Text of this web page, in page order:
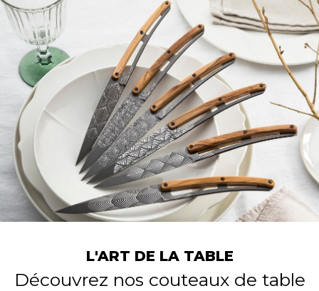
L'ART DE LA TABLE
Découvrez nos couteaux de table